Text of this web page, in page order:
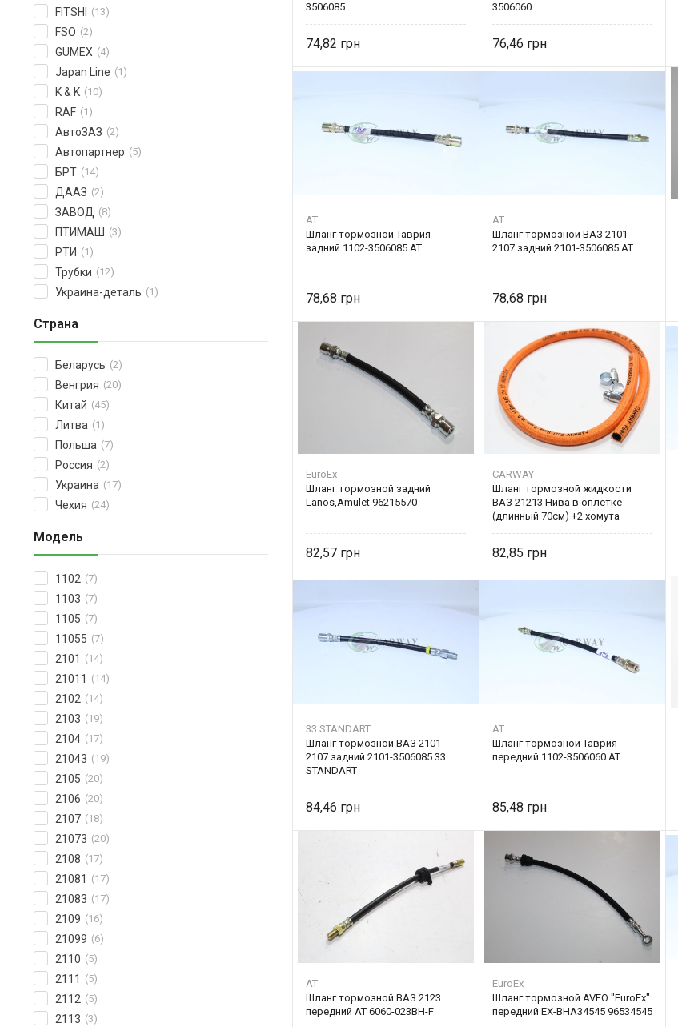
FITSHI (13)
FSO (2)
GUMEX (4)
Japan Line (1)
K & K (10)
RAF (1)
АвтоЗАЗ (2)
Автопартнер (5)
БРТ (14)
ДААЗ (2)
ЗАВОД (8)
ПТИМАШ (3)
РТИ (1)
Трубки (12)
Украина-деталь (1)
Страна
Беларусь (2)
Венгрия (20)
Китай (45)
Литва (1)
Польша (7)
Россия (2)
Украина (17)
Чехия (24)
Модель
1102 (7)
1103 (7)
1105 (7)
11055 (7)
2101 (14)
21011 (14)
2102 (14)
2103 (19)
2104 (17)
21043 (19)
2105 (20)
2106 (20)
2107 (18)
21073 (20)
2108 (17)
21081 (17)
21083 (17)
2109 (16)
21099 (6)
2110 (5)
2111 (5)
2112 (5)
2113 (3)
3506085
74,82
3506060
76,46
AT
Шланг тормозной Таврия
задний 1102-3506085 AT
78,68
AT
Шланг тормозной ВАЗ 2101-
2107 задний 2101-3506085 AT
78,68
EuroEx
Шланг тормозной задний
Lanos,Amulet 96215570
82,57
CARWAY
Шланг тормозной жидкости
ВАЗ 21213 Нива в оплетке
(длинный 70см) +2 хомута
82,85
33 STANDART
Шланг тормозной ВАЗ 2101-
2107 задний 2101-3506085 33
STANDART
84,46
AT
Шланг тормозной Таврия
передний 1102-3506060 AT
85,48
AT
Шланг тормозной ВАЗ 2123
передний AT 6060-023BH-F
EuroEx
Шланг тормозной AVEO "EuroEx"
передний EX-BHA34545 96534545